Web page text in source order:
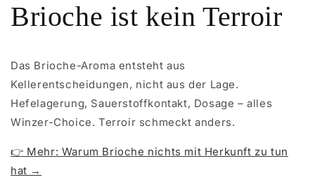
Brioche ist kein Terroir
Das Brioche-Aroma entsteht aus
Kellerentscheidungen, nicht aus der Lage.
Hefelagerung, Sauerstoffkontakt, Dosage – alles
Winzer-Choice. Terroir schmeckt anders.
👉 Mehr: Warum Brioche nichts mit Herkunft zu tun
hat →